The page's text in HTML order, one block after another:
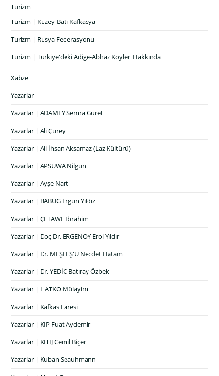
Turizm
Turizm | Kuzey-Batı Kafkasya
Turizm | Rusya Federasyonu
Turizm | Türkiye'deki Adige-Abhaz Köyleri Hakkında
Xabze
Yazarlar
Yazarlar | ADAMEY Semra Gürel
Yazarlar | Ali Çurey
Yazarlar | Ali İhsan Aksamaz (Laz Kültürü)
Yazarlar | APSUWA Nilgün
Yazarlar | Ayşe Nart
Yazarlar | BABUG Ergün Yıldız
Yazarlar | ÇETAWE İbrahim
Yazarlar | Doç Dr. ERGENOY Erol Yıldır
Yazarlar | Dr. MEŞFEŞ'Ü Necdet Hatam
Yazarlar | Dr. YEDİC Batıray Özbek
Yazarlar | HATKO Mülayim
Yazarlar | Kafkas Faresi
Yazarlar | KIP Fuat Aydemir
Yazarlar | KITIJ Cemil Biçer
Yazarlar | Kuban Seauhmann